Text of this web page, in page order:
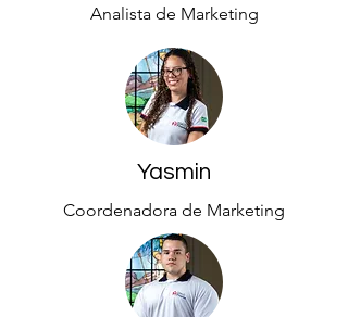
Analista de Marketing
Yasmin
Coordenadora de Marketing